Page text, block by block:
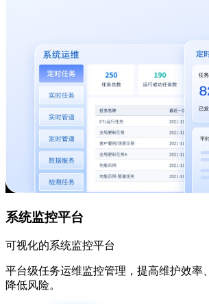
系统监控平台
可视化的系统监控平台
平台级任务运维监控管理，提高维护效率、
降低风险。